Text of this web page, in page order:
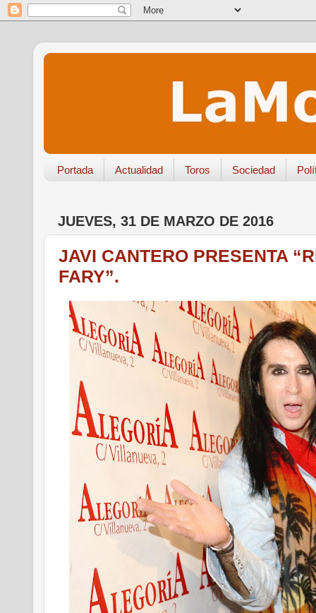
Portada Actualidad Toros Sociedad
JUEVES, 31 DE MARZO DE 2016
JAVI CANTERO PRESENTA
FARY”.